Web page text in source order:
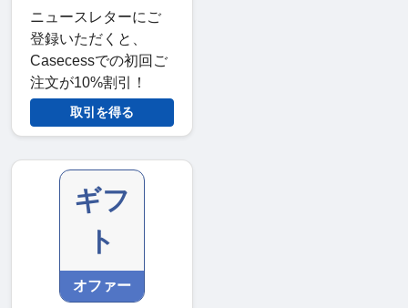
ニュースレターにご
登録いただくと、
Casecessでの初回ご
注文が10%割引！
取引を得る
ギフ
ト
オファー